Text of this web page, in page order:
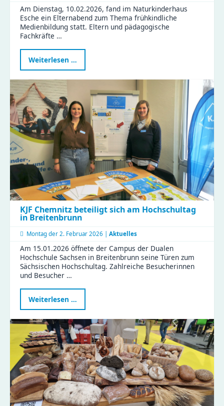
Am Dienstag, 10.02.2026, fand im Naturkinderhaus
Esche ein Elternabend zum Thema frühkindliche
Medienbildung statt. Eltern und pädagogische
Fachkräfte …
Weiterlesen …
zur
Naturkinderhaus
Esche
KJF Chemnitz beteiligt sich am Hochschultag
in Breitenbrunn
Montag der 2. Februar 2026 | Aktuelles
Am 15.01.2026 öffnete der Campus der Dualen
Hochschule Sachsen in Breitenbrunn seine Türen zum
Sächsischen Hochschultag. Zahlreiche Besucherinnen
und Besucher …
Weiterlesen …
Chemnitz
beteiligt
sich
am
Hochschultag
in
Breitenbrunn